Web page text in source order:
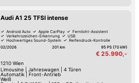
Audi A1 25 TFSI intense
Android Auto Apple CarPlay
Fernlicht-Assistent
Verkehrszeichen-Erkennung
USB
Hochwertiges Sound-System
Reifendruck-Kontrolle
Müdigkeitserkennung
02/2026 201 km 95 PS (70 kW)
€ 25.990,-
1210 Wien
Limousine| Jahreswagen
4 Türen
Automatik| Front-Antrieb
Weiß